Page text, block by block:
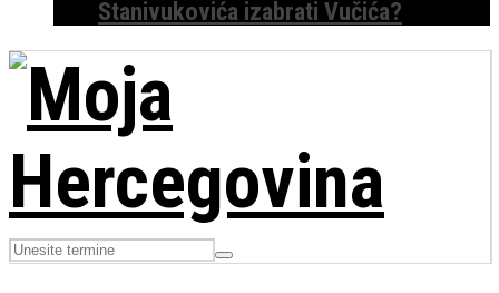
Stanivukovića izabrati Vučića?